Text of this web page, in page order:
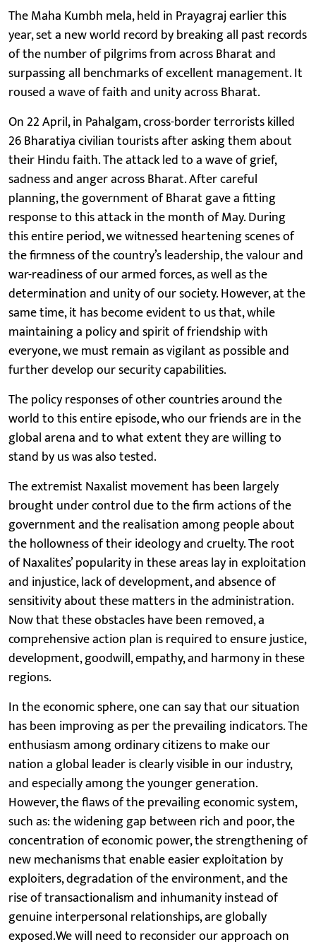
The Maha Kumbh mela, held in Prayagraj earlier this
year, set a new world record by breaking all past records
of the number of pilgrims from across Bharat and
surpassing all benchmarks of excellent management. It
roused a wave of faith and unity across Bharat.
On 22 April, in Pahalgam, cross-border terrorists killed
26 Bharatiya civilian tourists after asking them about
their Hindu faith. The attack led to a wave of grief,
sadness and anger across Bharat. After careful
planning, the government of Bharat gave a fitting
response to this attack in the month of May. During
this entire period, we witnessed heartening scenes of
the firmness of the country’s leadership, the valour and
war-readiness of our armed forces, as well as the
determination and unity of our society. However, at the
same time, it has become evident to us that, while
maintaining a policy and spirit of friendship with
everyone, we must remain as vigilant as possible and
further develop our security capabilities.
The policy responses of other countries around the
world to this entire episode, who our friends are in the
global arena and to what extent they are willing to
stand by us was also tested.
The extremist Naxalist movement has been largely
brought under control due to the firm actions of the
government and the realisation among people about
the hollowness of their ideology and cruelty. The root
of Naxalites’ popularity in these areas lay in exploitation
and injustice, lack of development, and absence of
sensitivity about these matters in the administration.
Now that these obstacles have been removed, a
comprehensive action plan is required to ensure justice,
development, goodwill, empathy, and harmony in these
regions.
In the economic sphere, one can say that our situation
has been improving as per the prevailing indicators. The
enthusiasm among ordinary citizens to make our
nation a global leader is clearly visible in our industry,
and especially among the younger generation.
However, the flaws of the prevailing economic system,
such as: the widening gap between rich and poor, the
concentration of economic power, the strengthening of
new mechanisms that enable easier exploitation by
exploiters, degradation of the environment, and the
rise of transactionalism and inhumanity instead of
genuine interpersonal relationships, are globally
exposed.We will need to reconsider our approach on